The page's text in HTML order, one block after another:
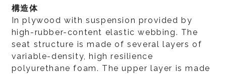
構造体
In plywood with suspension provided by
high-rubber-content elastic webbing. The
seat structure is made of several layers of
variable-density, high resilience
polyurethane foam. The upper layer is made